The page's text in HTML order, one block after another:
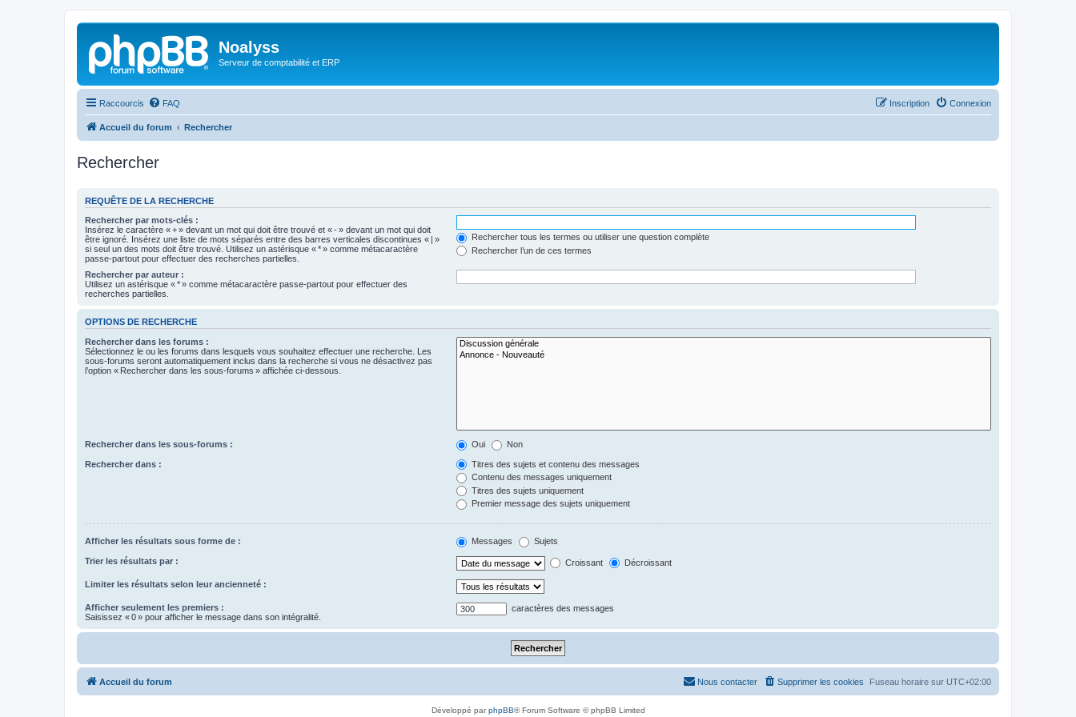
Noalyss
Serveur de comptabilité et ERP
Raccourcis FAQ Connexion
Inscription
Accueil du forum Rechercher
Rechercher
REQUÊTE DE LA RECHERCHE
Rechercher par mots-clés :
Insérez le caractère « + » devant un mot qui doit être trouvé et « - » devant un mot qui doit
être ignoré. Insérez une liste de mots séparés entre des barres verticales discontinues « | »
si seul un des mots doit être trouvé. Utilisez un astérisque « * » comme métacaractère
passe-partout pour effectuer des recherches partielles.
Rechercher tous les termes ou utiliser une question complète
Rechercher l’un de ces termes
Rechercher par auteur :
Utilisez un astérisque « * » comme métacaractère passe-partout pour effectuer des
recherches partielles.
OPTIONS DE RECHERCHE
Rechercher dans les forums :
Sélectionnez le ou les forums dans lesquels vous souhaitez effectuer une recherche. Les
sous-forums seront automatiquement inclus dans la recherche si vous ne désactivez pas
l’option « Rechercher dans les sous-forums » affichée ci-dessous.
Rechercher dans les sous-forums : Oui Non
Rechercher dans :
Titres des sujets et contenu des messages
Contenu des messages uniquement
Titres des sujets uniquement
Premier message des sujets uniquement
Afficher les résultats sous forme de : Messages Sujets
Trier les résultats par : Croissant Décroissant
Limiter les résultats selon leur ancienneté :
Afficher seulement les premiers :
Saisissez « 0 » pour afficher le message dans son intégralité.
caractères des messages
Accueil du forum Fuseau horaire sur UTC+02:00
Supprimer les cookies
Nous contacter
Développé parphpBB® Forum Software © phpBB Limited